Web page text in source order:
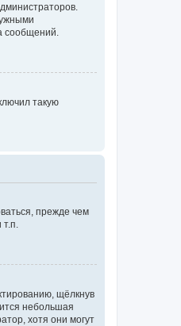
сообщений.
такую
прежде чем
щёлкнув
небольшая
хотя они могут